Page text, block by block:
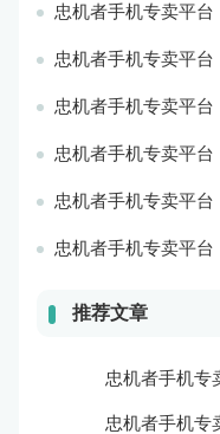
忠机者手机专卖平
忠机者手机专卖平台：
忠机者手机专卖平台：二
忠机者手机专卖平台：如
忠机者手机专卖平台：
忠机者手机专卖平台：华为
推荐文章
忠机者手机专